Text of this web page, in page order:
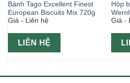
Bánh Tago Excellent Finest
European Biscuits Mix 720g
Giá - Liên hệ
LIÊN HỆ
Hộp
hộp
Giá -